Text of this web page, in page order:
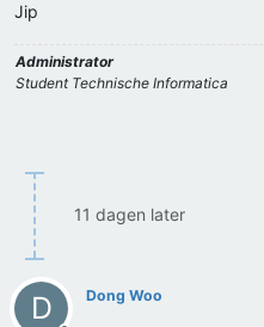
Jip
Administrator
Student Technische Informatica
11 dagen later
D Dong Woo